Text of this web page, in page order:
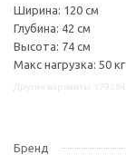
Ширина: 120 см
Глубина: 42 см
Высота: 74 см
Макс нагрузка: 50 кг
Бренд